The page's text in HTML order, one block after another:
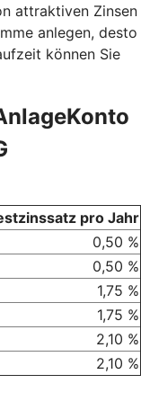
attraktiven Zinsen
anlegen, desto
können Sie
pro Jahr
0,50 %
0,50 %
1,75 %
1,75 %
2,10 %
2,10 %